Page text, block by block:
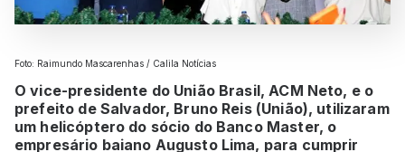
Foto: Raimundo Mascarenhas / Calila Notícias
O vice-presidente do União Brasil, ACM Neto, e o
prefeito de Salvador, Bruno Reis (União), utilizaram
um helicóptero do sócio do Banco Master, o
empresário baiano Augusto Lima, para cumprir